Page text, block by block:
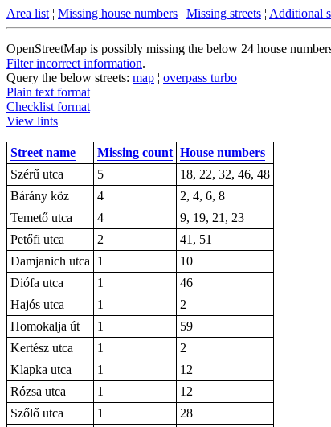
Area list ¦ Missing house numbers ¦ Missing streets ¦ Additional
OpenStreetMap is possibly missing the below 24 house
Filter incorrect information.
Query the below streets: map ¦ overpass turbo
Plain text format
Checklist format
View lints
Street name Missing count House numbers
Szérű utca
5
18, 22, 32, 46, 48
Bárány köz
4
2, 4, 6, 8
Temető utca
4
9, 19, 21, 23
Petőfi utca
2
41, 51
Damjanich utca
1
10
Diófa utca
1
46
Hajós utca
1
2
Homokalja út
1
59
Kertész utca
1
2
Klapka utca
1
12
Rózsa utca
1
12
Szőlő utca
1
28